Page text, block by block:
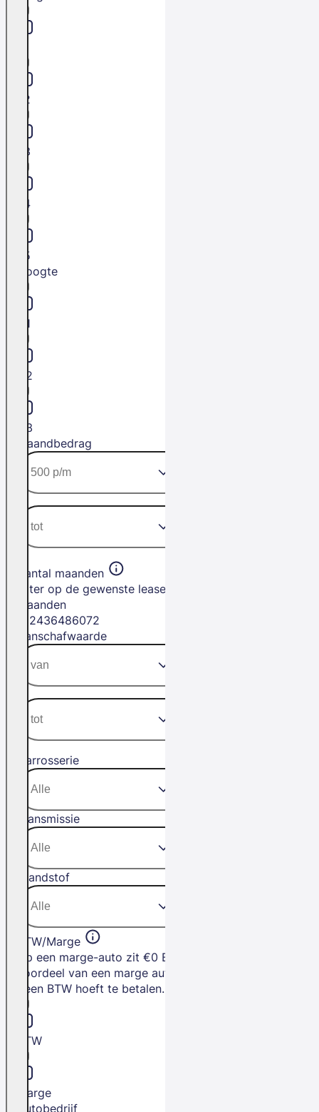
L2
L3
L4
L5
Hoogte
H1
H2
H3
Maandbedrag
Aantal maanden
Filter op de gewenste leasetermijn in
maanden
2436486072
Aanschafwaarde
Carrosserie
Transmissie
Brandstof
BTW/Marge
Op een marge-auto zit €0 BTW. Het
voordeel van een marge auto is dat je
geen BTW hoeft te betalen.
BTW
Marge
Autobedrijf